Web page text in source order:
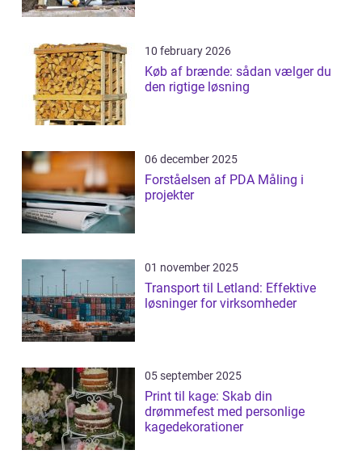
10 february 2026
Køb af brænde: sådan vælger du
den rigtige løsning
06 december 2025
Forståelsen af PDA Måling i
projekter
01 november 2025
Transport til Letland: Effektive
løsninger for virksomheder
05 september 2025
Print til kage: Skab din
drømmefest med personlige
kagedekorationer